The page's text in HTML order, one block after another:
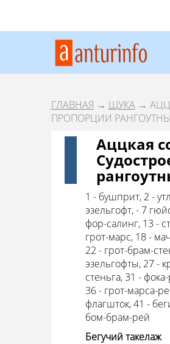
ГЛАВНАЯ → ЩУКА →
ПРОПОРЦИИ
Аццкая
1 - бушприт, 2 -
эзельгофт, - 7
фор-салинг, 13 -
грот-марс, 18 -
22 - грот-брам-
эзельгофты, 27 -
стеньга, 31 -
36 - грот-марса-
флагшток, 41 -
бом-брам-рей
Бегучий такелаж